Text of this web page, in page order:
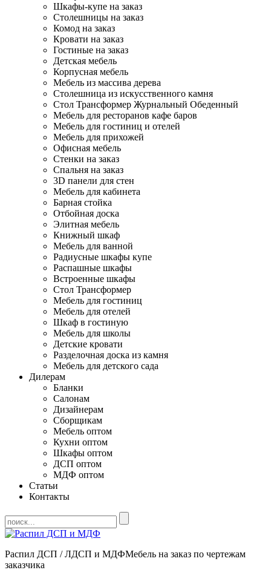
Шкафы-купе на заказ
Столешницы на заказ
Комод на заказ
Кровати на заказ
Гостиные на заказ
Детская мебель
Корпусная мебель
Мебель из массива дерева
Столешница из искусственного камня
Стол Трансформер Журнальный Обеденный
Мебель для ресторанов кафе баров
Мебель для гостиниц и отелей
Мебель для прихожей
Офисная мебель
Стенки на заказ
Спальня на заказ
3D панели для стен
Мебель для кабинета
Барная стойка
Отбойная доска
Элитная мебель
Книжный шкаф
Мебель для ванной
Радиусные шкафы купе
Распашные шкафы
Встроенные шкафы
Стол Трансформер
Мебель для гостиниц
Мебель для отелей
Шкаф в гостиную
Мебель для школы
Детские кровати
Разделочная доска из камня
Мебель для детского сада
Дилерам
Бланки
Салонам
Дизайнерам
Сборщикам
Мебель оптом
Кухни оптом
Шкафы оптом
ДСП оптом
МДФ оптом
Статьи
Контакты
Распил ДСП / ЛДСП и МДФМебель на заказ по чертежам
заказчика